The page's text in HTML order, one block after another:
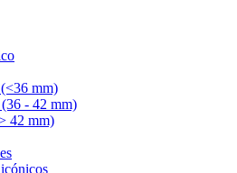
mm)
- 42 mm)
42 mm)